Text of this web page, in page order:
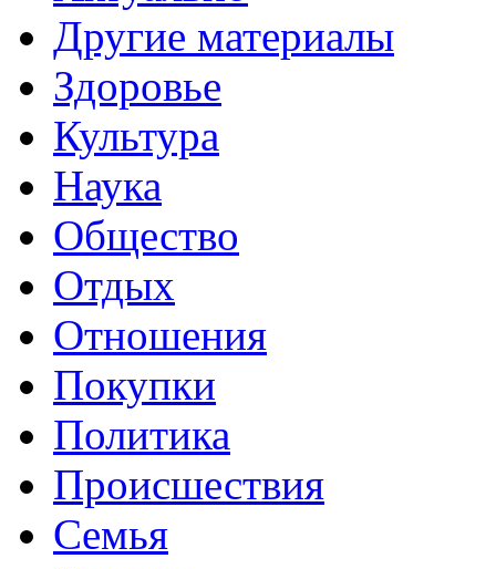
Другие материалы
Здоровье
Культура
Наука
Общество
Отдых
Отношения
Покупки
Политика
Происшествия
Семья